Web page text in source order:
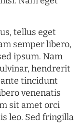
tellus eget
semper libero,
ipsum. Nam
hendrerit
ante tincidunt
venenatis
sit amet orci
leo. Sed fringilla